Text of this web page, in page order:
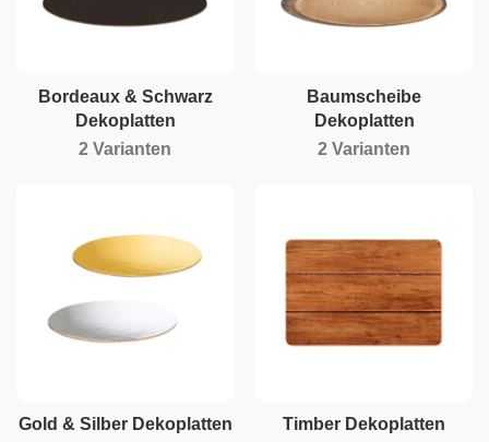
Bordeaux & Schwarz
Dekoplatten
2 Varianten
Baumscheibe
Dekoplatten
2 Varianten
Gold & Silber Dekoplatten
Timber Dekoplatten